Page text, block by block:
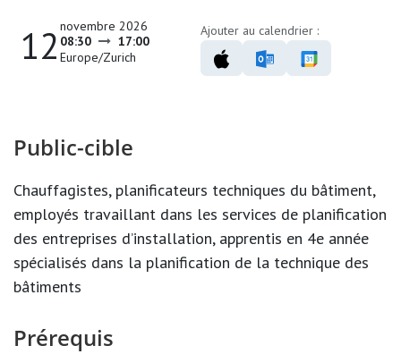
12 novembre 2026
08:30
17:00
Europe/Zurich
Ajouter au calendrier :
Public-cible
Chauffagistes, planificateurs techniques du bâtiment,
employés travaillant dans les services de planification
des entreprises d’installation, apprentis en 4e année
spécialisés dans la planification de la technique des
bâtiments
Prérequis